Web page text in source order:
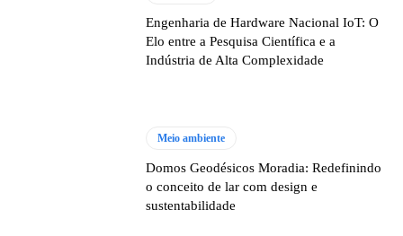
Engenharia de Hardware Nacional IoT: O
Elo entre a Pesquisa Científica e a
Indústria de Alta Complexidade
Meio ambiente
Domos Geodésicos Moradia: Redefinindo
o conceito de lar com design e
sustentabilidade